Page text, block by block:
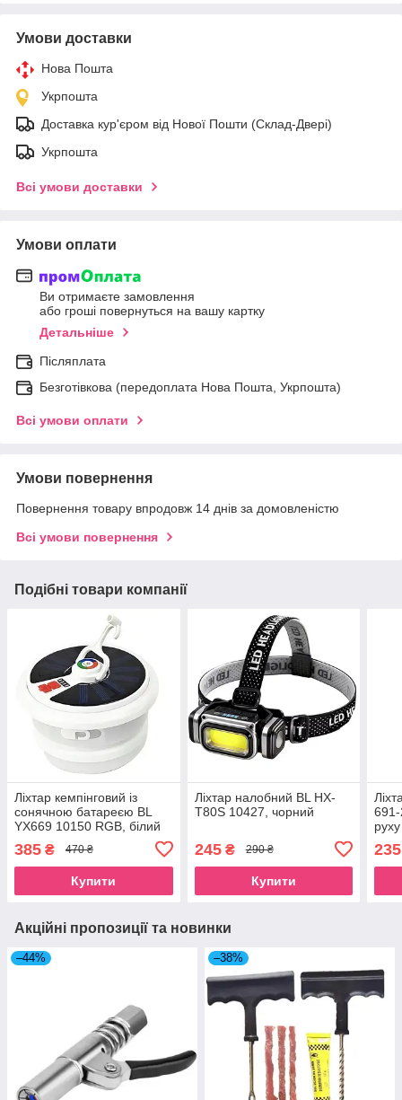
Умови доставки
Нова Пошта
Укрпошта
Доставка кур'єром від Нової Пошти (Склад-Двері)
Укрпошта
Всі умови доставки
Умови оплати
Ви отримаєте замовлення
або гроші повернуться на вашу картку
Детальніше
Післяплата
Безготівкова (передоплата Нова Пошта, Укрпошта)
Всі умови оплати
Умови повернення
Повернення товару впродовж 14 днів за домовленістю
Всі умови повернення
Подібні товари компанії
Ліхтар кемпінговий із
сонячною батареєю BL
YX669 10150 RGB, білий
385 ₴ 470 ₴
Купити
Ліхтар налобний BL HX-
T80S 10427, чорний
245₴ 290 ₴
Купити
руху
235
Акційні пропозиції та новинки
–44% –38%